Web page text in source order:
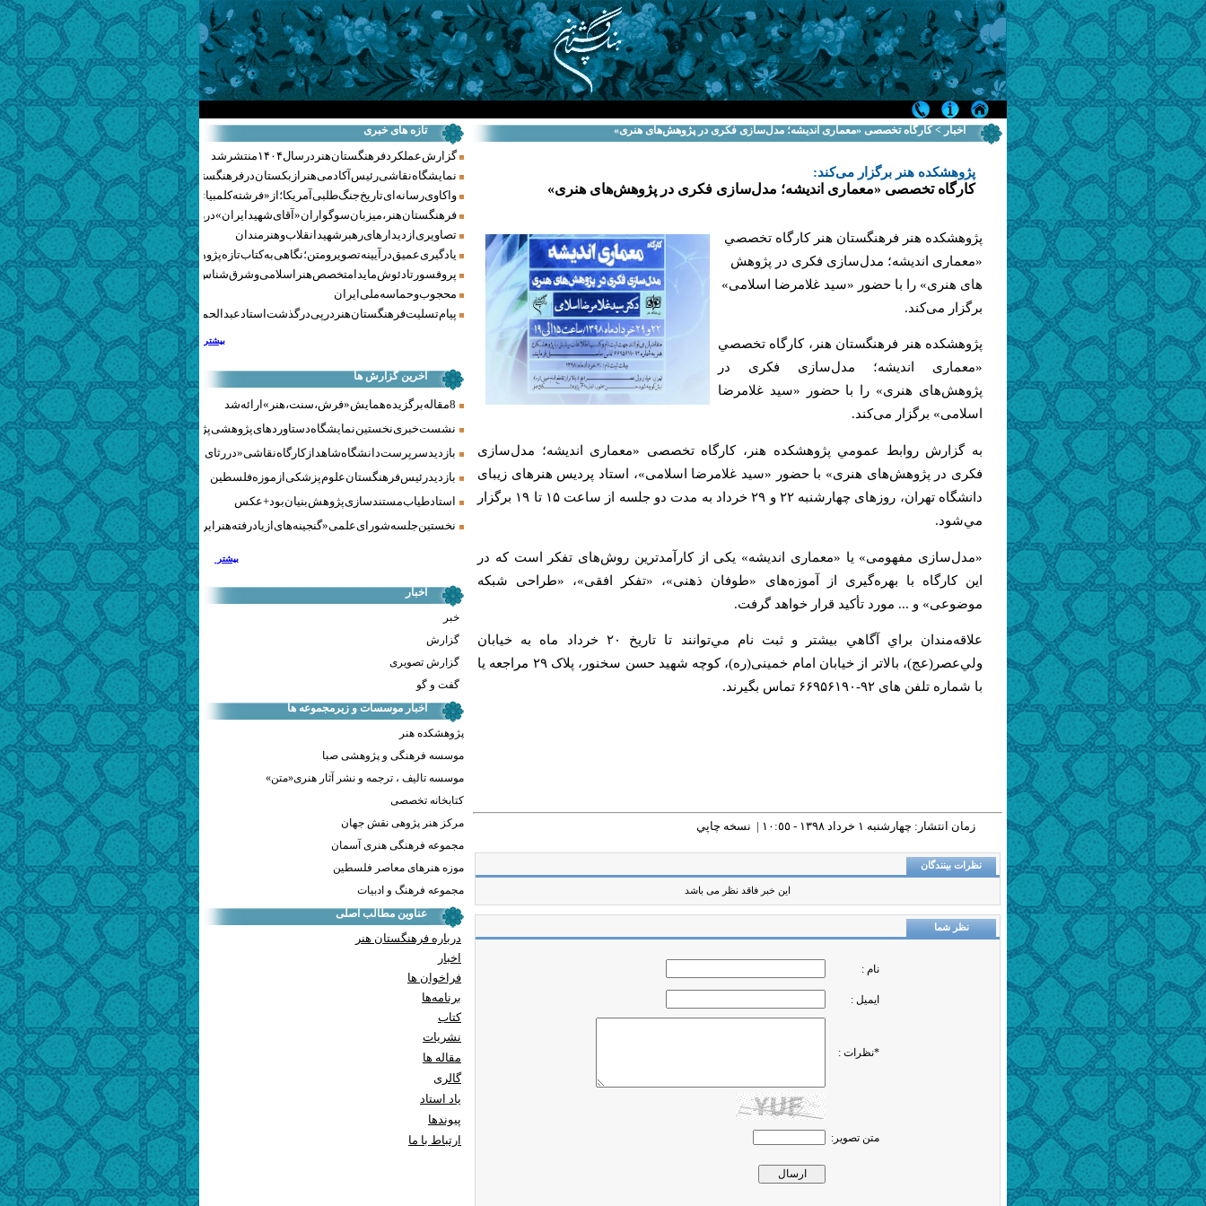
تازه های خبری
گزارش عملکرد فرهنگستان هنر در سال ۱۴۰۴ منتشر شد
نمایشگاه نقاشی رئیس آکادمی هنر ازبکستان در فرهنگستان هنر
واکاوی رسانه‌ای تاریخ جنگ‌طلبی آمریکا؛ از «فرشته کلمبیا» تا پنتاگونیسم هالیوود
فرهنگستان هنر، میزبان سوگواران «آقای شهید ایران» در روزهای وداع شد+ گزارش تصویری
تصاویری از دیدارهای رهبر شهید انقلاب و هنرمندان
یادگیری عمیق در آیینه تصویر و متن؛ نگاهی به کتاب تازه پژوهشکده هنر
پروفسور تادئوش مایدا متخصص هنر اسلامی و شرق‌شناس لهستانی درگذشت
محجوب و حماسه ملی ایران
پیام تسلیت فرهنگستان هنر در پی درگذشت استاد عبدالحمید نقره‌کار
بیشتر
آخرین گزارش ها
8 مقاله برگزیده همایش «فرش، سنت، هنر» ارائه شد
نشست خبری نخستین نمایشگاه دستاوردهای پژوهشی پژوهشگاه‌های هنری
بازدید سرپرست دانشگاه شاهد از کارگاه نقاشی «در رثای سیمرغ تجلی»
بازدید رئیس فرهنگستان علوم پزشکی از موزه فلسطین
استاد طیاب مستندسازی پژوهش‌بنیان بود + عکس
نخستین جلسه شورای علمی «گنجینه‌های ازیادرفته هنر ایران» برگزار شد
بیشتر
اخبار
خبر
گزارش
گزارش تصویری
گفت و گو
اخبار موسسات و زیرمجموعه ها
پژوهشکده هنر
موسسه فرهنگی و پژوهشی صبا
موسسه تالیف ، ترجمه و نشر آثار هنری«متن»
کتابخانه تخصصی
مرکز هنر پژوهی نقش جهان
مجموعه فرهنگی هنری آسمان
موزه هنرهای معاصر فلسطین
مجموعه فرهنگ و ادبیات
عناوین مطالب اصلی
درباره فرهنگستان هنر
اخبار
فراخوان ها
برنامه‌ها
کتاب
نشریات
مقاله ها
گالری
یاد استاد
پيوندها
ارتباط با ما
اخبار > کارگاه تخصصی «معماری اندیشه؛ مدل‌سازی فکری در پژوهش‌های هنری»
پژوهشکده هنر برگزار می‌کند:
کارگاه تخصصی «معماری اندیشه؛ مدل‌سازی فکری در پژوهش‌های هنری»
پژوهشکده هنر فرهنگستان هنر كارگاه تخصصي
«معماری اندیشه؛ مدل‌سازی فکری در پژوهش
های هنری» را با حضور «سید غلامرضا اسلامی»
برگزار می‌کند.
پژوهشکده هنر فرهنگستان هنر، كارگاه تخصصي
«معماری اندیشه؛ مدل‌سازی فکری در
پژوهش‌های هنری» را با حضور «سید غلامرضا
اسلامی» برگزار می‌کند.
به گزارش روابط عمومي پژوهشکده هنر، کارگاه تخصصی «معماری اندیشه؛ مدل‌سازی
فکری در پژوهش‌های هنری» با حضور «سید غلامرضا اسلامی»، استاد پردیس هنرهای زیبای
دانشگاه تهران، روزهای چهارشنبه ۲۲ و ۲۹ خرداد به مدت دو جلسه از ساعت ۱۵ تا ‍۱۹ برگزار
مي‌شود.
«مدل‌سازی مفهومی» یا «معماری اندیشه» یکی از کارآمدترین روش‌های تفکر است که در
این کارگاه با بهره‌گیری از آموزه‌های «طوفان ذهنی»، «تفکر افقی»، «طراحی شبکه
موضوعی» و ... مورد تأکید قرار خواهد گرفت.
علاقه‌مندان براي آگاهي بيشتر و ثبت نام مي‌توانند تا تاریخ ۲۰ خرداد ماه به خيابان
ولي‌عصر(عج)، بالاتر از خیابان امام خمینی(ره)، کوچه شهید حسن سخنور، پلاک ۲۹ مراجعه يا
با شماره تلفن های ۹۲-۶۶۹۵۶۱۹۰ تماس بگيرند.
زمان انتشار: چهارشنبه ١ خرداد ١٣٩٨ - ١٠:٥٥ | نسخه چاپي
نظرات بینندگان
این خبر فاقد نظر می باشد
نظر شما
نام :
ایمیل :
*نظرات :
متن تصویر: